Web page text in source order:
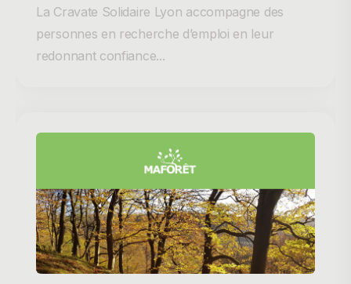
La Cravate Solidaire Lyon accompagne des
personnes en recherche d’emploi en leur
redonnant confiance...